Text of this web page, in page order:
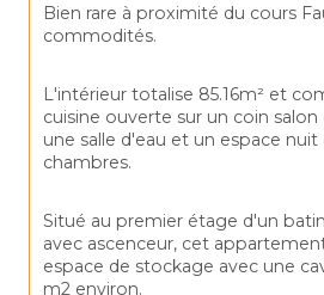
Bien rare à proximité du cours
commodités.
L'intérieur totalise 85.16m² et
cuisine ouverte sur un coin salon
une salle d'eau et un espace
chambres.
Situé au premier étage d'un
avec ascenceur, cet
espace de stockage avec une
m2 environ.